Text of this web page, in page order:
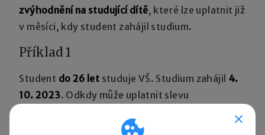
zvýhodnění na studující dítě, které lze uplatnit již
v měsíci, kdy student zahájil studium.
Příklad 1
Student do 26 let studuje VŠ. Studium zahájil 4.
10. 2023. Odkdy může uplatnit slevu
s rodiči. Odkdy mohou rodiče uplatnit daňové